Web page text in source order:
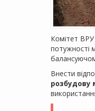
Комітет
потужності
Внести